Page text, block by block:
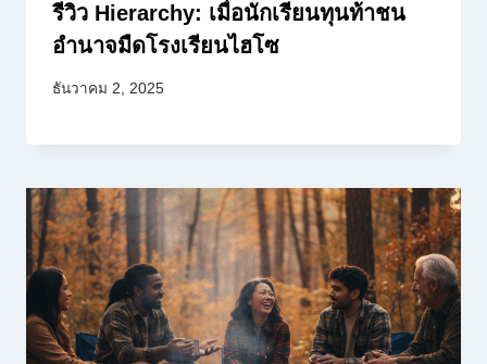
รีวิว Hierarchy: เมื่อนักเรียนทุนท้าชน
อำนาจมืดโรงเรียนไฮโซ
ธันวาคม 2, 2025